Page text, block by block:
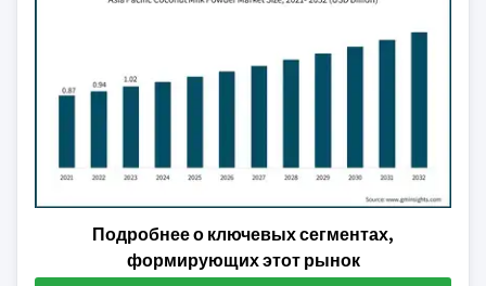
Подробнее о ключевых сегментах,
формирующих этот рынок